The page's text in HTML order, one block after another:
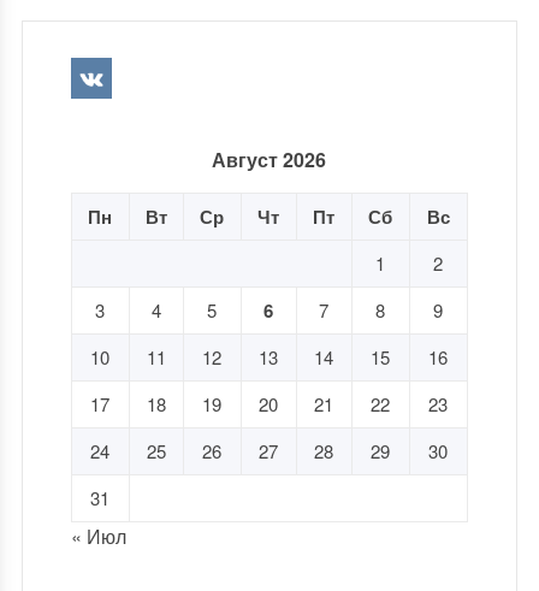
Август 2026
Пн Вт Ср Чт Пт Сб Вс
1
2
3
4 5 6 7 8
9
10
11 12 13 14 15
16
17
18 19 20 21 22
23
24
25 26 27 28 29
30
31
« Июл